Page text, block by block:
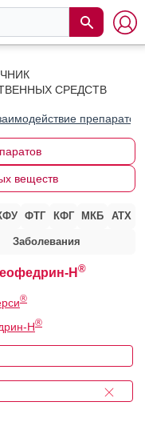
СРЕДСТВ
препаратов
веществ
ФТГ КФГ МКБ АТХ
Заболевания
Н ®
®
Н®